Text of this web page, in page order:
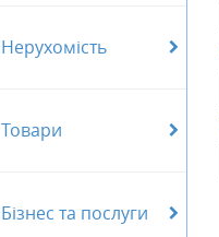
Нерухомість
Товари
Бізнес та послуги